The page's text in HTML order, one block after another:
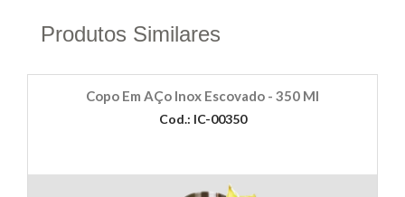
Produtos Similares
Copo Em AÇo Inox Escovado - 350 Ml
Cod.: IC-00350